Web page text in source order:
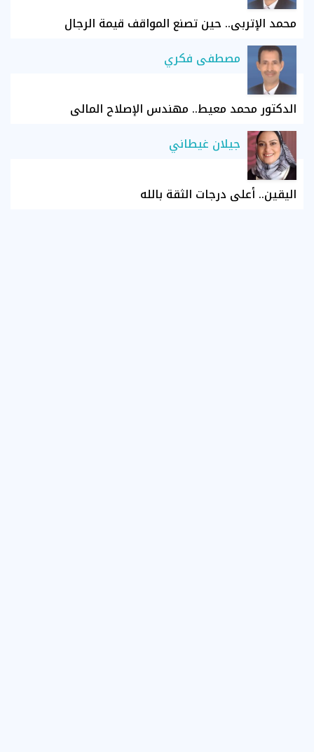
محمد الإتربي.. حين تصنع المواقف قيمة الرجال
مصطفى فكري
الدكتور محمد معيط.. مهندس الإصلاح المالي
جيلان غيطاني
اليقين.. أعلى درجات الثقة بالله